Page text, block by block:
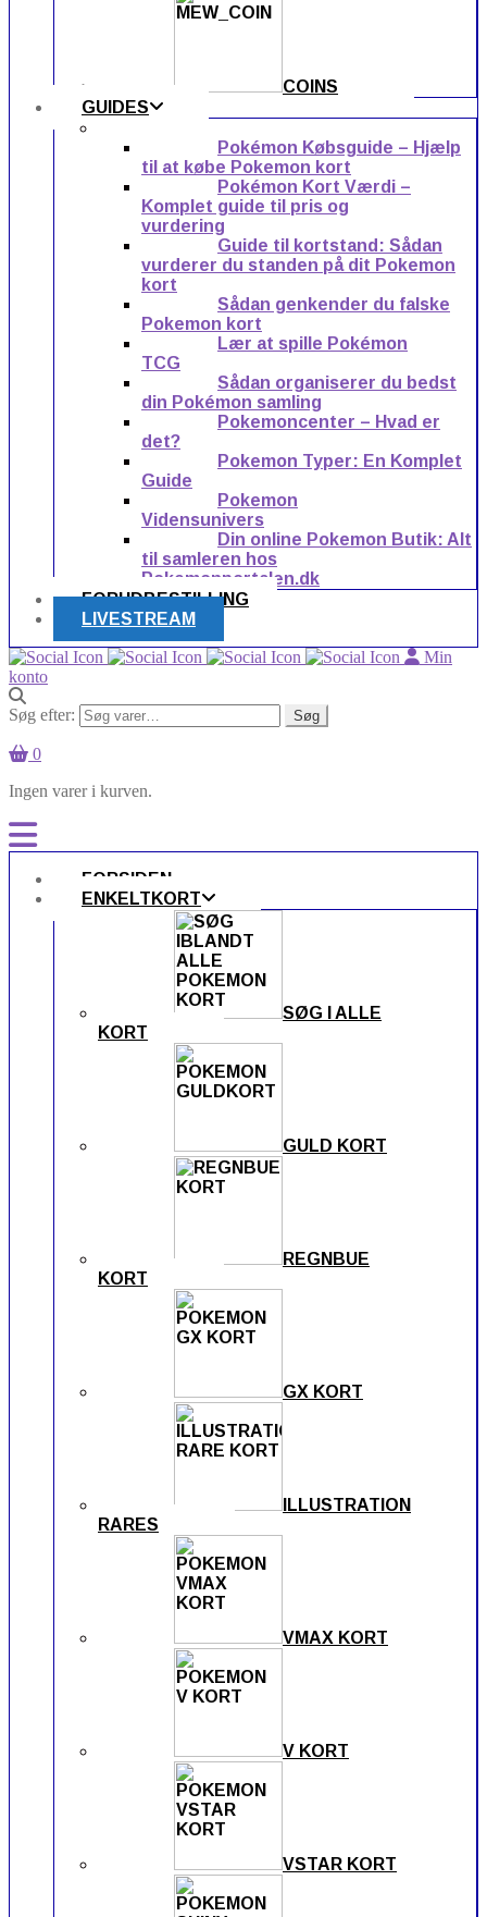
COINS
GUIDES
Pokémon Købsguide – Hjælp
til at købe Pokemon kort
Pokémon Kort Værdi –
Komplet guide til pris og
vurdering
Guide til kortstand: Sådan
vurderer du standen på dit Pokemon
kort
Sådan genkender du falske
Pokemon kort
Lær at spille Pokémon
TCG
Sådan organiserer du bedst
din Pokémon samling
Pokemoncenter – Hvad er
det?
Pokemon Typer: En Komplet
Guide
Pokemon
Vidensunivers
Din online Pokemon Butik: Alt
til samleren hos
Pokemonportalen.dk
FORUDBESTILLING
LIVESTREAM
Min
konto
Søg efter: Søg
0
Ingen varer i kurven.
FORSIDEN
ENKELTKORT
SØG I ALLE
KORT
GULD KORT
REGNBUE
KORT
GX KORT
ILLUSTRATION
RARES
VMAX KORT
V KORT
VSTAR KORT